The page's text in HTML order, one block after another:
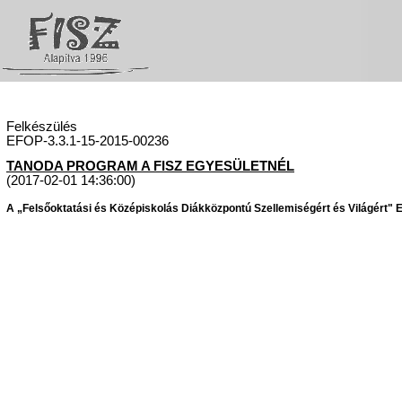
Felkészülés
EFOP-3.3.1-15-2015-00236
TANODA PROGRAM A FISZ EGYESÜLETNÉL
(2017-02-01 14:36:00)
A „Felsőoktatási és Középiskolás Diákközpontú Szellemiségért és Világért"